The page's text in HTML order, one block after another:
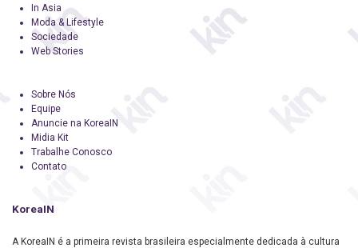
In Asia
Moda & Lifestyle
Sociedade
Web Stories
Sobre Nós
Equipe
Anuncie na KoreaIN
Midia Kit
Trabalhe Conosco
Contato
KoreaIN
A KoreaIN é a primeira revista brasileira especialmente dedicada à cultura